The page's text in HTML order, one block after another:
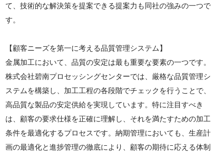
て、技術的な解決策を提案できる提案力も同社の強みの一つで
す。
【顧客ニーズを第一に考える品質管理システム】
金属加工において、品質の安定は最も重要な要素の一つです。
株式会社碧南プロセッシングセンターでは、厳格な品質管理シ
ステムを構築し、加工工程の各段階でチェックを行うことで、
高品質な製品の安定供給を実現しています。特に注目すべき
は、顧客の要求仕様を正確に理解し、それを満たすための加工
条件を最適化するプロセスです。納期管理においても、生産計
画の最適化と進捗管理の徹底により、顧客の期待に応える体制